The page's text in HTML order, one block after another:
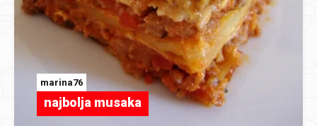
marina76
najbolja musaka